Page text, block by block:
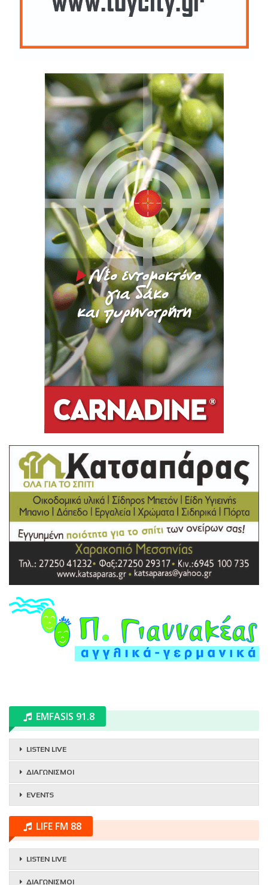
EMFASIS 91.8
LISTEN LIVE
ΔΙΑΓΩΝΙΣΜΟΙ
EVENTS
LIFE FM 88
LISTEN LIVE
ΔΙΑΓΩΝΙΣΜΟΙ